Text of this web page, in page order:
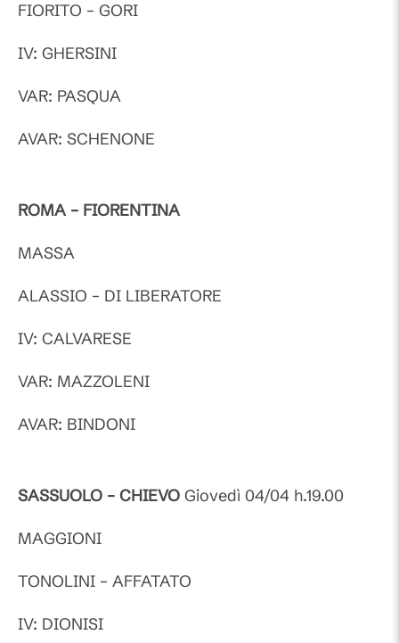
FIORITO – GORI
IV: GHERSINI
VAR: PASQUA
AVAR: SCHENONE
ROMA – FIORENTINA
MASSA
ALASSIO – DI LIBERATORE
IV: CALVARESE
VAR: MAZZOLENI
AVAR: BINDONI
SASSUOLO – CHIEVO Giovedì 04/04 h.19.00
MAGGIONI
TONOLINI – AFFATATO
IV: DIONISI